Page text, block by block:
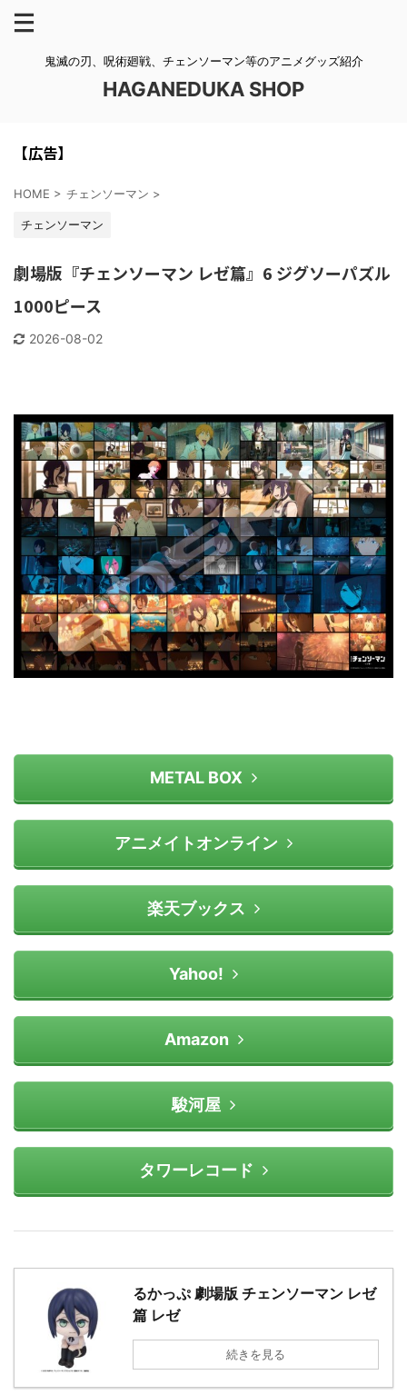
鬼滅の刃、呪術廻戦、チェンソーマン等のアニメグッズ紹介
HAGANEDUKA SHOP
【広告】
HOME > チェンソーマン >
チェンソーマン
劇場版『チェンソーマン レゼ篇』6 ジグソーパズル
1000ピース
2026-08-02
METAL BOX
アニメイトオンライン
楽天ブックス
Yahoo!
Amazon
駿河屋
タワーレコード
るかっぷ 劇場版 チェンソーマン レゼ
篇 レゼ
続きを見る